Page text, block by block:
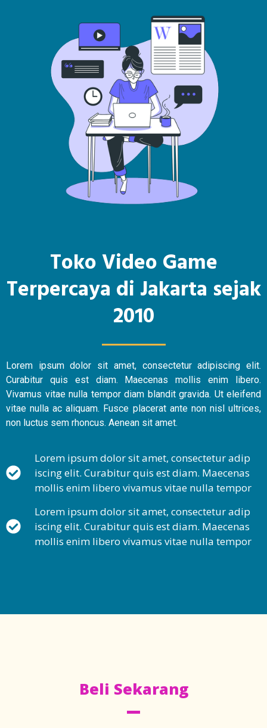
Toko Video Game
Terpercaya di Jakarta sejak
2010
Lorem ipsum dolor sit amet, consectetur adipiscing elit.
Curabitur quis est diam. Maecenas mollis enim libero.
Vivamus vitae nulla tempor diam blandit gravida. Ut eleifend
vitae nulla ac aliquam. Fusce placerat ante non nisl ultrices,
non luctus sem rhoncus. Aenean sit amet.
Lorem ipsum dolor sit amet, consectetur adip
iscing elit. Curabitur quis est diam. Maecenas
mollis enim libero vivamus vitae nulla tempor
Lorem ipsum dolor sit amet, consectetur adip
iscing elit. Curabitur quis est diam. Maecenas
mollis enim libero vivamus vitae nulla tempor
Beli Sekarang